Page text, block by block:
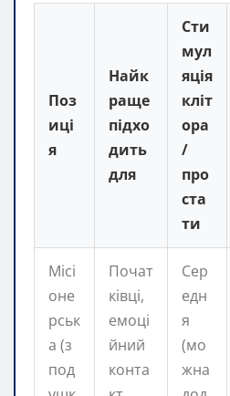
Поз
иці
я
Найк
раще
підхо
дить
для
Сти
мул
яція
кліт
ора
/
про
ста
ти
Місі
оне
рськ
а (з
под
Почат
ківці,
емоці
йний
конта
Сер
едн
я
(мо
жна